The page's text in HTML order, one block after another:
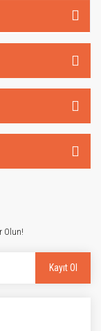
Olun!
Kayıt Ol